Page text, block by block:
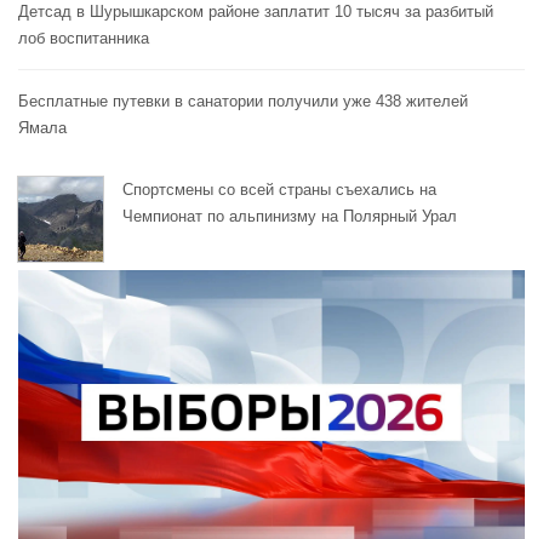
Детсад в Шурышкарском районе заплатит 10 тысяч за разбитый
лоб воспитанника
Бесплатные путевки в санатории получили уже 438 жителей
Ямала
Спортсмены со всей страны съехались на
Чемпионат по альпинизму на Полярный Урал